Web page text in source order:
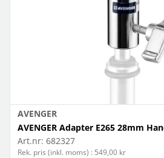
AVENGER
AVENGER Adapter E265 28mm
Art.nr: 682327
Rek. pris (inkl. moms) : 549,00 kr